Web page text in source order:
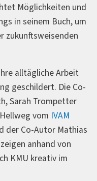
Möglichkeiten und
in seinem Buch, um
zukunftsweisenden
alltägliche Arbeit
geschildert. Die Co-
Sarah Trompetter
vom IVAM
der Co-Autor Mathias
zeigen anhand von
KMU kreativ im